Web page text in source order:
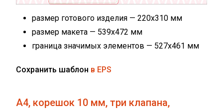
размер готового изделия — 220х310 мм
размер макета — 539х472 мм
граница значимых элементов — 527х461 мм
Сохранить шаблон в EPS
А4, корешок 10 мм, три клапана,